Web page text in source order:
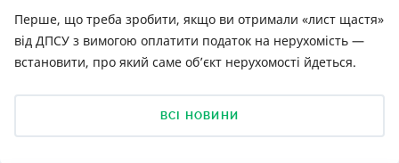
Перше, що треба зробити, якщо ви отримали «лист щастя»
від ДПСУ з вимогою оплатити податок на нерухомість —
встановити, про який саме об’єкт нерухомості йдеться.
ВСІ НОВИНИ